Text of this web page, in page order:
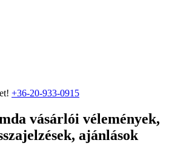
+36-20-933-0915
vásárlói vélemények,
ajánlások